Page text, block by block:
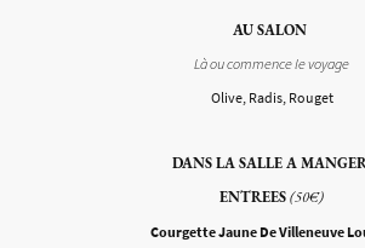
AU SALON
Là ou commence le voyage
Olive, Radis, Rouget
DANS LA SALLE A
ENTREES(50€)
Courgette Jaune De Villeneuve